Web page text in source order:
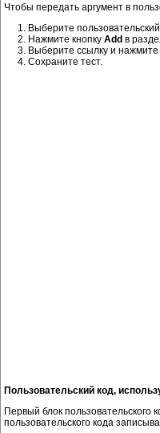
Чтобы передать аргумент в
Выберите
Нажмите кнопку Add в
Выберите ссылку и нажмите
Сохраните тест.
Пользовательский код,
Первый блок
пользовательского кода